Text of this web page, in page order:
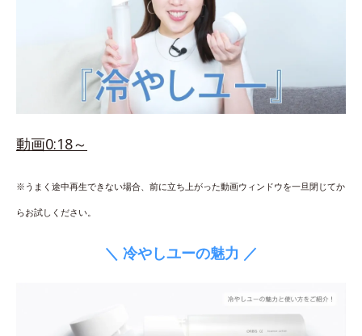
動画0:18～
※うまく途中再生できない場合、前に立ち上がった動画ウィンドウを一旦閉じてか
らお試しください。
＼ 冷やしユーの魅力 ／